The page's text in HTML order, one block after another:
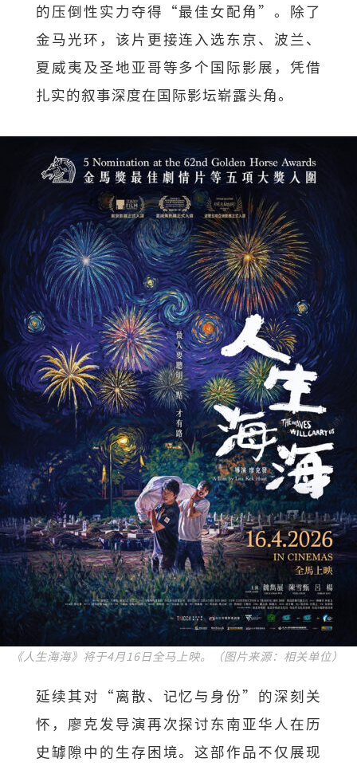
的压倒性实力夺得“最佳女配角”。除了
金马光环，该片更接连入选东京、波兰、
夏威夷及圣地亚哥等多个国际影展，凭借
扎实的叙事深度在国际影坛崭露头角。
《人生海海》将于4月16日全马上映。（图片来源：相关单位）
延续其对“离散、记忆与身份”的深刻关
怀，廖克发导演再次探讨东南亚华人在历
史罅隙中的生存困境。这部作品不仅展现